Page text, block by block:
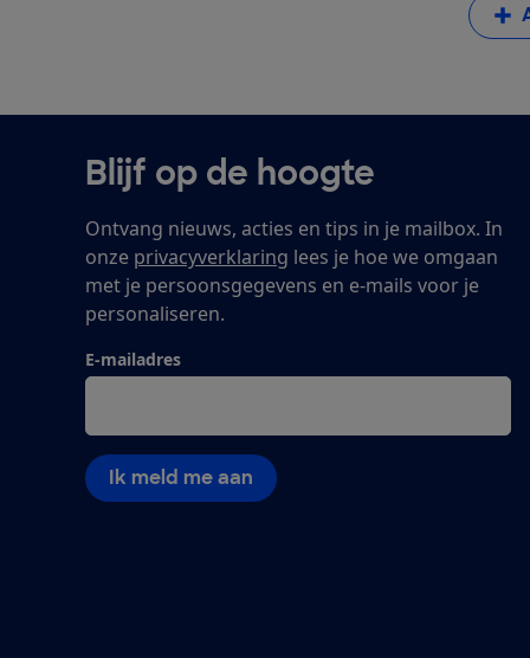
Blijf op de hoogte
Ontvang nieuws, acties en tips in je mailbox. In
onze privacyverklaring lees je hoe we omgaan
met je persoonsgegevens en e-mails voor je
personaliseren.
E-mailadres
Ik meld me aan